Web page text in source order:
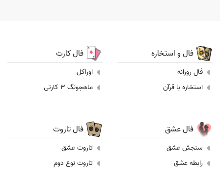
فال و استخاره
فال روزانه
استخاره با قرآن
فال کارت
اوراکل
ماهجونگ 3 کارتی
فال عشق
سنجش عشق
رابطه عشق
فال تاروت
تاروت عشق
تاروت نوع دوم